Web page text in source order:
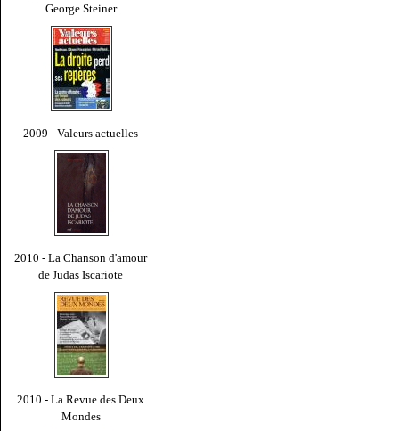
George Steiner
2009 - Valeurs actuelles
2010 - La Chanson d'amour
de Judas Iscariote
2010 - La Revue des Deux
Mondes